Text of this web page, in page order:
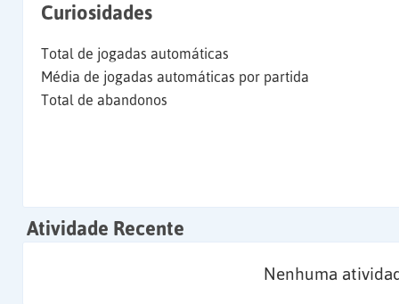
Curiosidades
Total de jogadas automáticas
Média de jogadas automáticas por partida
Total de abandonos
Atividade Recente
Nenhuma